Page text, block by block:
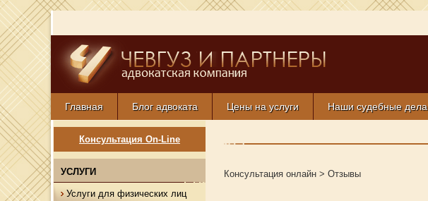
Главная Блог адвоката Цены на услуги Наши судебные дела
Консультация On-Line
УСЛУГИ
Услуги для физических лиц
Консультация онлайн > Отзывы